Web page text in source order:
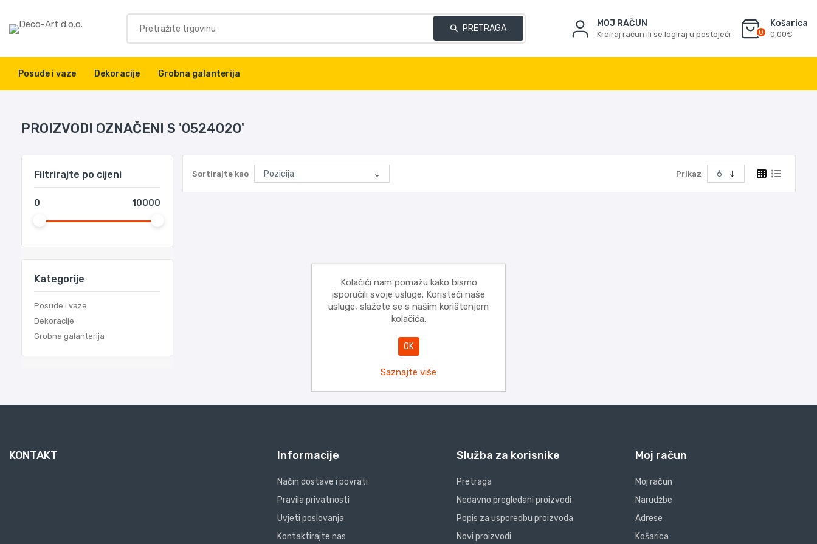
MOJ RAČUN
Kreiraj račun ili se logiraj u postojeći 0
Košarica
0,00€
PRETRAGA
Posude i vaze Dekoracije Grobna galanterija
PROIZVODI OZNAČENI S '0524020'
Filtrirajte po cijeni
0 10000
Kategorije
Posude i vaze
Dekoracije
Grobna galanterija
Sortirajte kao Prikaz
KONTAKT Informacije
Način dostave i povrati
Pravila privatnosti
Uvjeti poslovanja
Kontaktirajte nas
Služba za korisnike
Pretraga
Nedavno pregledani proizvodi
Popis za usporedbu proizvoda
Novi proizvodi
Moj račun
Moj račun
Narudžbe
Adrese
Košarica
Kolačići nam pomažu kako bismo
isporučili svoje usluge. Koristeći naše
usluge, slažete se s našim korištenjem
kolačića.
OK
Saznajte više